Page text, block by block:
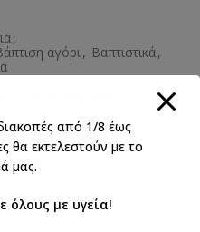
,
αγόρι, Βαπτιστικά,
από 1/8 έως
θα εκτελεστούν με το
μας.
όλους με υγεία!